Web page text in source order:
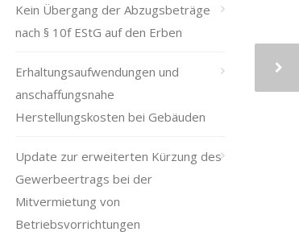
Kein Übergang der Abzugsbeträge
nach § 10f EStG auf den Erben
Erhaltungsaufwendungen und
anschaffungsnahe
Herstellungskosten bei Gebäuden
Update zur erweiterten Kürzung des
Gewerbeertrags bei der
Mitvermietung von
Betriebsvorrichtungen